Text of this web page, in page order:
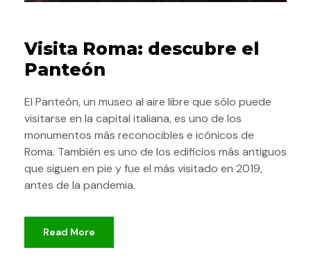
Visita Roma: descubre el
Panteón
El Panteón, un museo al aire libre que sólo puede
visitarse en la capital italiana, es uno de los
monumentos más reconocibles e icónicos de
Roma. También es uno de los edificios más antiguos
que siguen en pie y fue el más visitado en 2019,
antes de la pandemia.
Read More